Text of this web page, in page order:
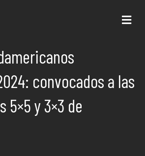
convocados a las
5×5 y 3×3 de